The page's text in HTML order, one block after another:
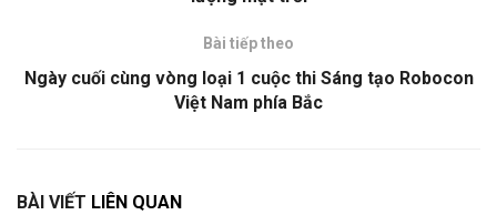
Bài tiếp theo
Ngày cuối cùng vòng loại 1 cuộc thi Sáng tạo Robocon
Việt Nam phía Bắc
BÀI VIẾT LIÊN QUAN